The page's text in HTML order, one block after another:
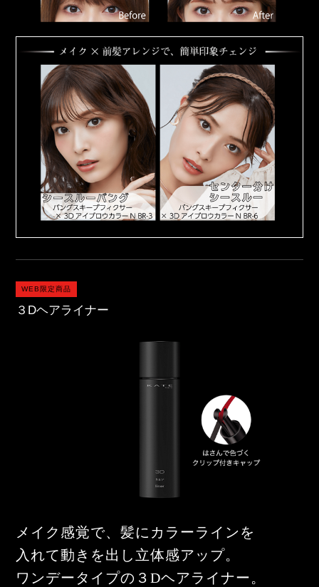
WEB限定商品
３Dヘアライナー
メイク感覚で、髪にカラーラインを
入れて動きを出し立体感アップ。
ワンデータイプの３Dヘアライナー。